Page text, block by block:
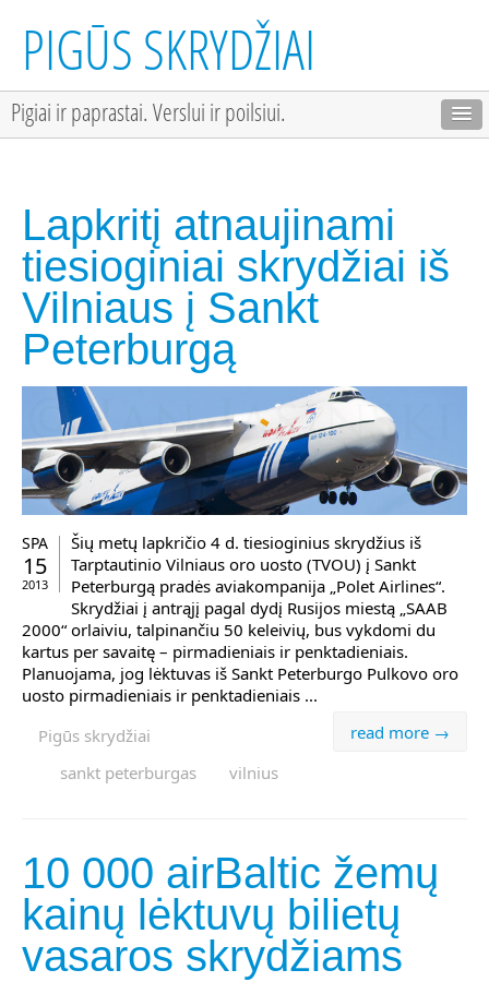
PIGŪS SKRYDŽIAI
Pigiai ir paprastai. Verslui ir poilsiui.
Lapkritį atnaujinami
tiesioginiai skrydžiai iš
Vilniaus į Sankt
Peterburgą
SPA
15
2013
Šių metų lapkričio 4 d. tiesioginius skrydžius iš
Tarptautinio Vilniaus oro uosto (TVOU) į Sankt
Peterburgą pradės aviakompanija „Polet Airlines“.
Skrydžiai į antrąjį pagal dydį Rusijos miestą „SAAB
2000“ orlaiviu, talpinančiu 50 keleivių, bus vykdomi du
kartus per savaitę – pirmadieniais ir penktadieniais.
Planuojama, jog lėktuvas iš Sankt Peterburgo Pulkovo oro
uosto pirmadieniais ir penktadieniais ...
read more →
Pigūs skrydžiai
sankt peterburgas
vilnius
10 000 airBaltic žemų
kainų lėktuvų bilietų
vasaros skrydžiams